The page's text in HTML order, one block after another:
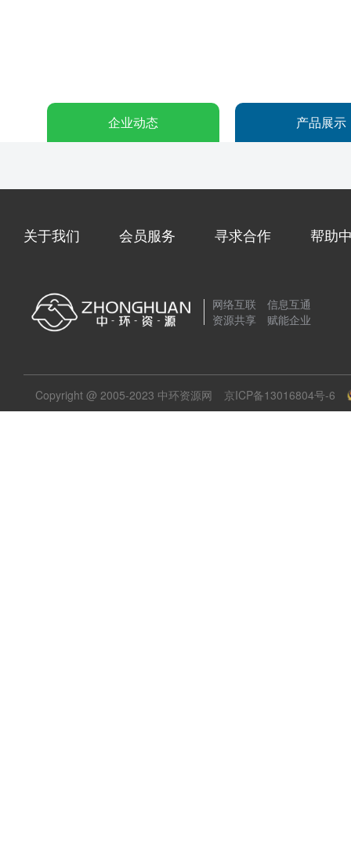
企业动态 产品展示
关于我们 会员服务 寻求合作 帮助
网络互联 信息互通
资源共享 赋能企业
Copyright @ 2005-2023 中环资源网 京ICP备13016804号-6